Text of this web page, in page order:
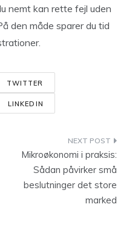
nemt kan rette fejl uden
den måde sparer du tid
TWITTER
LINKEDIN
Mikroøkonomi i praksis:
Sådan påvirker små
beslutninger det store
marked